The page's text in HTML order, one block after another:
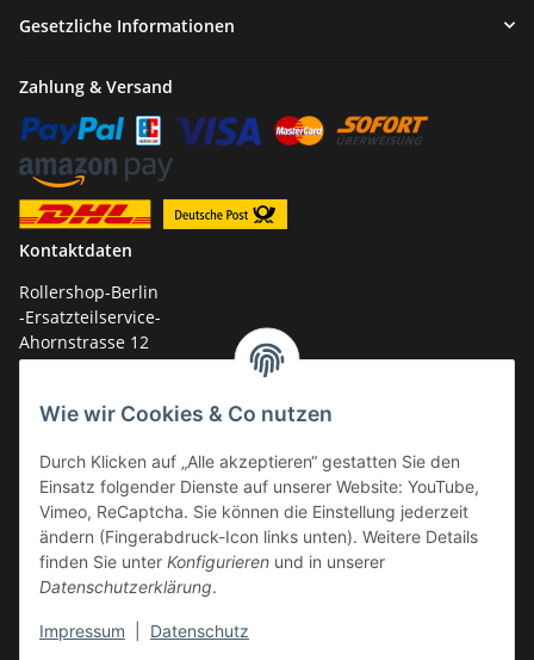
Wie wir Cookies & Co nutzen
Durch Klicken auf „Alle akzeptieren“ gestatten Sie den
Einsatz folgender Dienste auf unserer Website: YouTube,
Vimeo, ReCaptcha. Sie können die Einstellung jederzeit
ändern (Fingerabdruck-Icon links unten). Weitere Details
finden Sie unter Konfigurieren und in unserer
Datenschutzerklärung.
Impressum Datenschutz
Gesetzliche Informationen
Zahlung & Versand
Kontaktdaten
Rollershop-Berlin
-Ersatzteilservice-
Ahornstrasse 12
14959 Trebbin
Tel.: +49 (0)33731-289 975 (10-17 Uhr)